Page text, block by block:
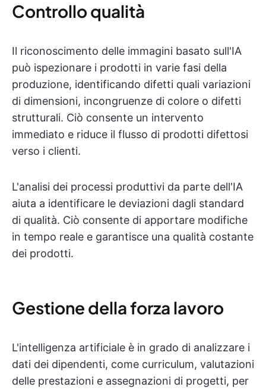
Controllo qualità
Il riconoscimento delle immagini basato sull'IA
può ispezionare i prodotti in varie fasi della
produzione, identificando difetti quali variazioni
di dimensioni, incongruenze di colore o difetti
strutturali. Ciò consente un intervento
immediato e riduce il flusso di prodotti difettosi
verso i clienti.
L'analisi dei processi produttivi da parte dell'IA
aiuta a identificare le deviazioni dagli standard
di qualità. Ciò consente di apportare modifiche
in tempo reale e garantisce una qualità costante
dei prodotti.
Gestione della forza lavoro
L'intelligenza artificiale è in grado di analizzare i
dati dei dipendenti, come curriculum, valutazioni
delle prestazioni e assegnazioni di progetti, per